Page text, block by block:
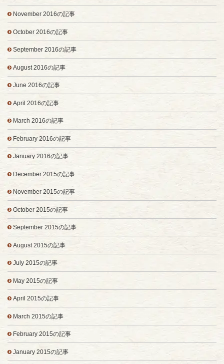
November 2016の記事
October 2016の記事
September 2016の記事
August 2016の記事
June 2016の記事
April 2016の記事
March 2016の記事
February 2016の記事
January 2016の記事
December 2015の記事
November 2015の記事
October 2015の記事
September 2015の記事
August 2015の記事
July 2015の記事
May 2015の記事
April 2015の記事
March 2015の記事
February 2015の記事
January 2015の記事